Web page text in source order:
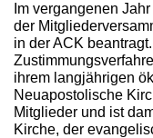
Im vergangenen
der
in der ACK
ihrem langjährigen
Neuapostolische
Mitglieder und ist
Kirche, der